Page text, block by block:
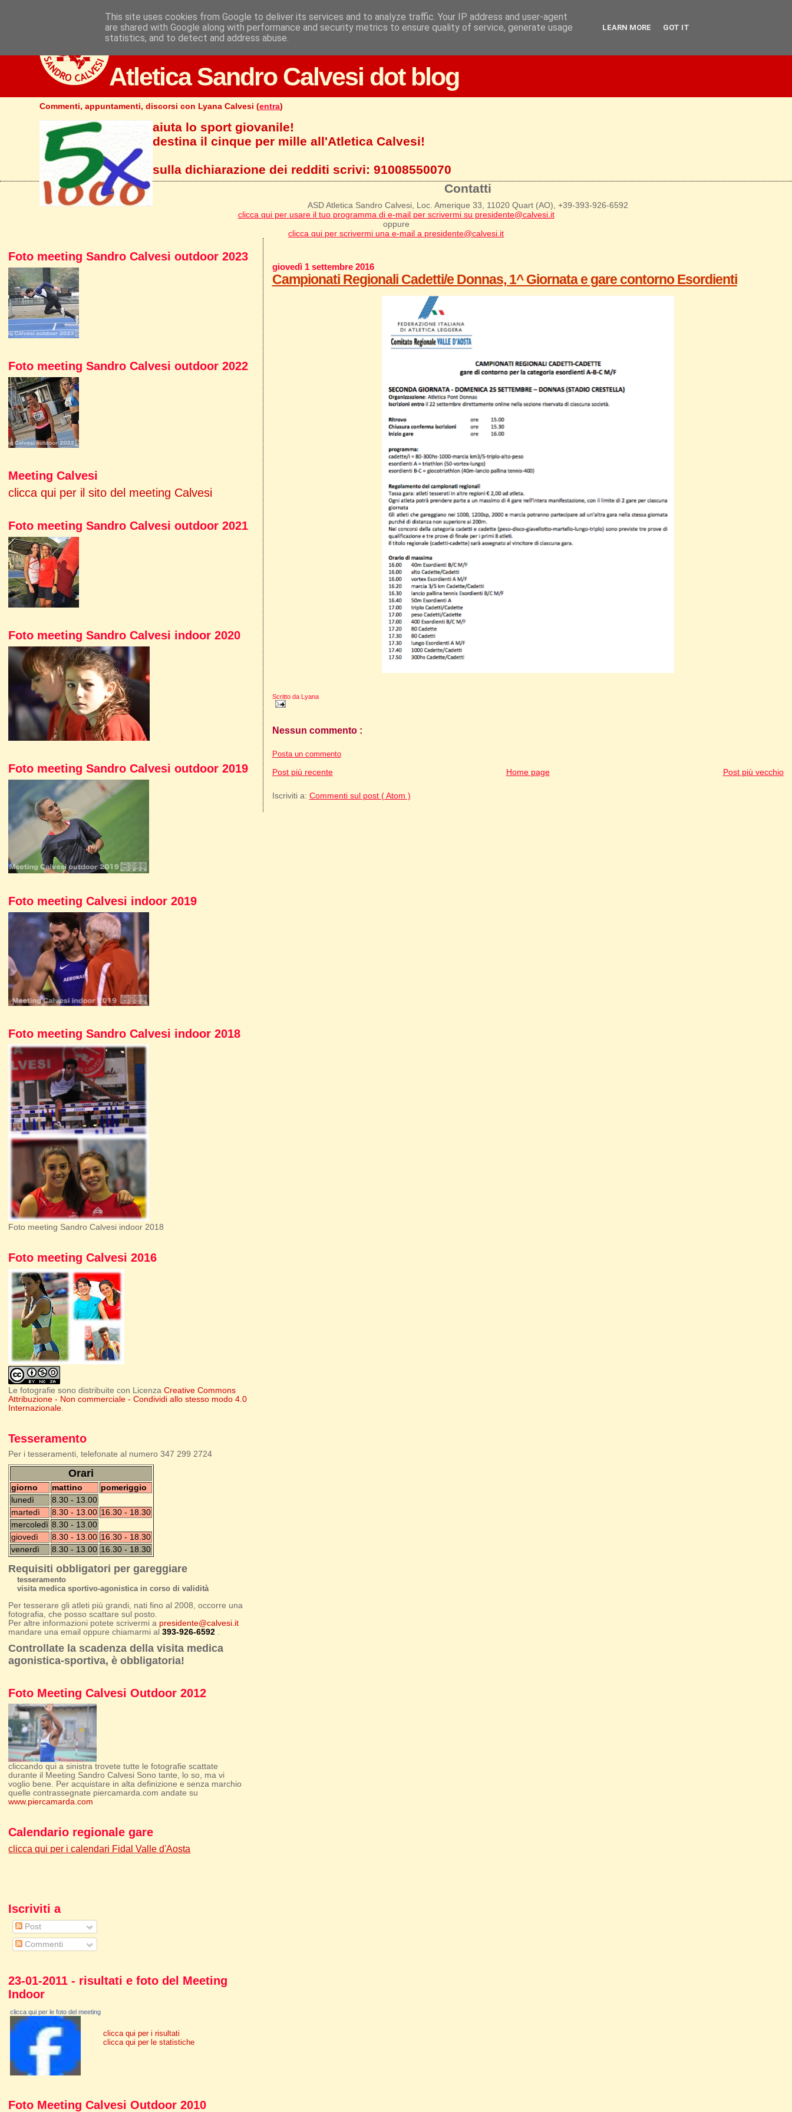
Atletica Sandro Calvesi dot blog
Commenti, appuntamenti, discorsi con Lyana Calvesi (entra)
aiuta lo sport giovanile!
destina il cinque per mille all'Atletica Calvesi!
sulla dichiarazione dei redditi scrivi:91008550070
Contatti
ASD Atletica Sandro Calvesi, Loc. Amerique 33, 11020 Quart (AO), +39-393-926-6592
clicca qui per usare il tuo programma di e-mail per scrivermi su presidente@calvesi.it
oppure
clicca qui per scrivermi una e-mail a presidente@calvesi.it
giovedì 1 settembre 2016
Campionati Regionali Cadetti/e Donnas, 1^ Giornata e gare contorno Esordienti
Scritto da Lyana
Nessun commento :
Posta un commento
Post più recente Post più vecchio
Home page
Iscriviti a: Commenti sul post ( Atom )
Foto meeting Sandro Calvesi outdoor 2023
Foto meeting Sandro Calvesi outdoor 2022
Meeting Calvesi
clicca qui per il sito del meeting Calvesi
Foto meeting Sandro Calvesi outdoor 2021
Foto meeting Sandro Calvesi indoor 2020
Foto meeting Sandro Calvesi outdoor 2019
Foto meeting Calvesi indoor 2019
Foto meeting Sandro Calvesi indoor 2018
Foto meeting Sandro Calvesi indoor 2018
Foto meeting Calvesi 2016
Le fotografie sono distribuite con LicenzaCreative Commons
Attribuzione - Non commerciale - Condividi allo stesso modo 4.0
Internazionale.
Tesseramento
Per i tesseramenti, telefonate al numero 347 299 2724
Orari
giorno mattino
pomeriggio
lunedì
8.30 - 13.00
martedì
8.30 - 13.00 16.30 - 18.30
mercoledì 8.30 - 13.00
giovedì
8.30 - 13.00 16.30 - 18.30
venerdì
8.30 - 13.00 16.30 - 18.30
Requisiti obbligatori per gareggiare
tesseramento
visita medica sportivo-agonistica in corso di validità
Per tesserare gli atleti più grandi, nati fino al 2008, occorre una
fotografia, che posso scattare sul posto.
Per altre informazioni potete scrivermi a presidente@calvesi.it
mandare una email oppure chiamarmi al393-926-6592
Controllate la scadenza della visita medica
agonistica-sportiva, è obbligatoria!
Foto Meeting Calvesi Outdoor 2012
cliccando qui a sinistra trovete tutte le fotografie scattate
durante il Meeting Sandro Calvesi Sono tante, lo so, ma vi
voglio bene. Per acquistare in alta definizione e senza marchio
quelle contrassegnate piercamarda.com andate su
www.piercamarda.com
Calendario regionale gare
clicca qui per i calendari Fidal Valle d'Aosta
Iscriviti a
Post
Commenti
23-01-2011 - risultati e foto del Meeting
Indoor
clicca qui per le foto del meeting
clicca qui per i risultati
clicca qui per le statistiche
Foto Meeting Calvesi Outdoor 2010
This site uses cookies from Google to deliver its services and to analyze traffic. Your IP address and user-agent
are shared with Google along with performance and security metrics to ensure quality of service, generate usage
statistics, and to detect and address abuse.
LEARN MORE GOT IT